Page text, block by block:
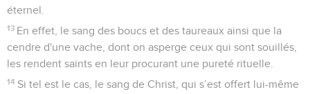
éternel.
13 En effet, le sang des boucs et des taureaux ainsi que la
cendre d'une vache, dont on asperge ceux qui sont souillés,
les rendent saints en leur procurant une pureté rituelle.
14 Si tel est le cas, le sang de Christ, qui s’est offert lui-même